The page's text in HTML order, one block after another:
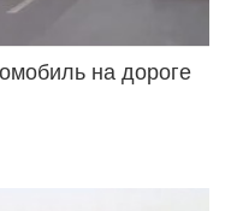
на дороге